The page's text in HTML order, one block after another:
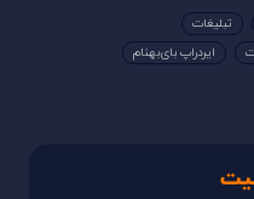
تبلیغات
ایردراپ بای‌بهنام